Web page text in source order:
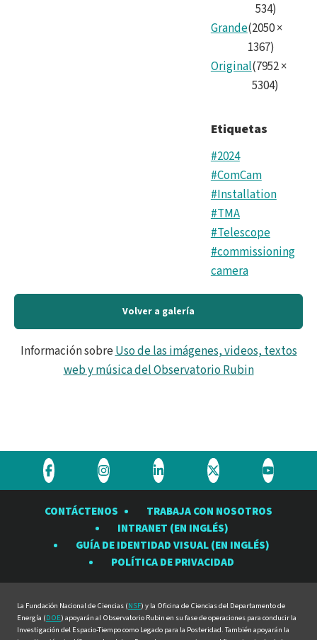
534)
Grande(2050×
1367)
Original(7952×
5304)
Etiquetas
#2024
#ComCam
#Installation
#TMA
#Telescope
#commissioning
camera
Volver a galería
Información sobreUso de las imágenes, videos, textos
web y música del Observatorio Rubin
Visite
Observatorio
Visite
Observatorio
Rubin
en
Visite
Observatorio
Rubin
en
Visite
Observatorio
Rubin
en
Visite
Rubin
en
CONTÁCTENOS
TRABAJA CON NOSOTROS
INTRANET (EN INGLÉS)
GUÍA DE IDENTIDAD VISUAL (EN INGLÉS)
POLÍTICA DE PRIVACIDAD
La Fundación Nacional de Ciencias (NSF) y la Oficina de Ciencias del Departamento de
Energía (DOE) apoyarán al Observatorio Rubin en su fase de operaciones para conducir la
Investigación del Espacio-Tiempo como Legado para la Posteridad. También apoyarán la